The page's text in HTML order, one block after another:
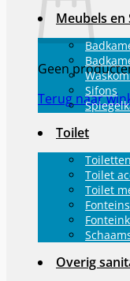
Geen
Terug naar
Meubels en
Sifons
Toilet
Toiletten
Toilet
Toilet
Overig